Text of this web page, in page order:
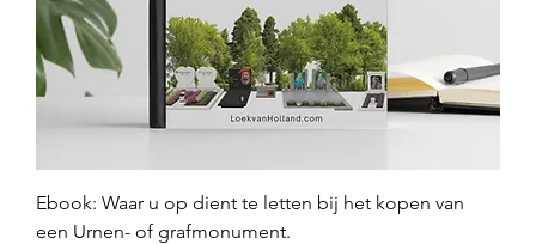
Ebook: Waar u op dient te letten bij het kopen van
een Urnen- of grafmonument.